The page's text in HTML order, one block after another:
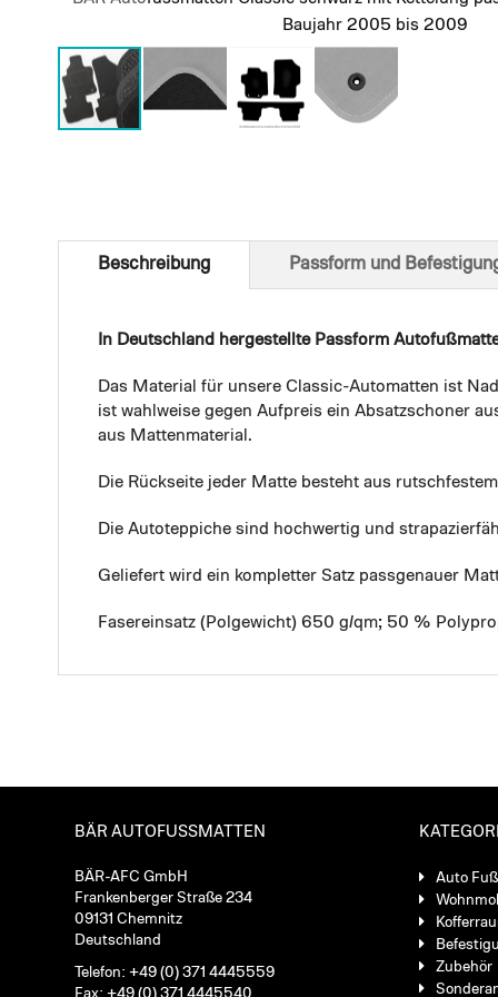
Baujahr 2005 bis 2009
of
Beschreibung
In Deutschland hergestellte Passform
Das Material für unsere Classic-Automatten ist
ist wahlweise gegen Aufpreis ein Absatzschoner
aus Mattenmaterial.
Die Rückseite jeder Matte besteht aus
Die Autoteppiche sind hochwertig und
Geliefert wird ein kompletter Satz passgenauer
Fasereinsatz (Polgewicht) 650 g/qm; 50 %
Passform und
BÄR AUTOFUSSMATTEN
BÄR-AFC GmbH
Frankenberger Straße 234
09131 Chemnitz
Deutschland
Telefon: +49 (0) 371 4445559
Fax: +49 (0) 371 4445540
Auto
Zubehör